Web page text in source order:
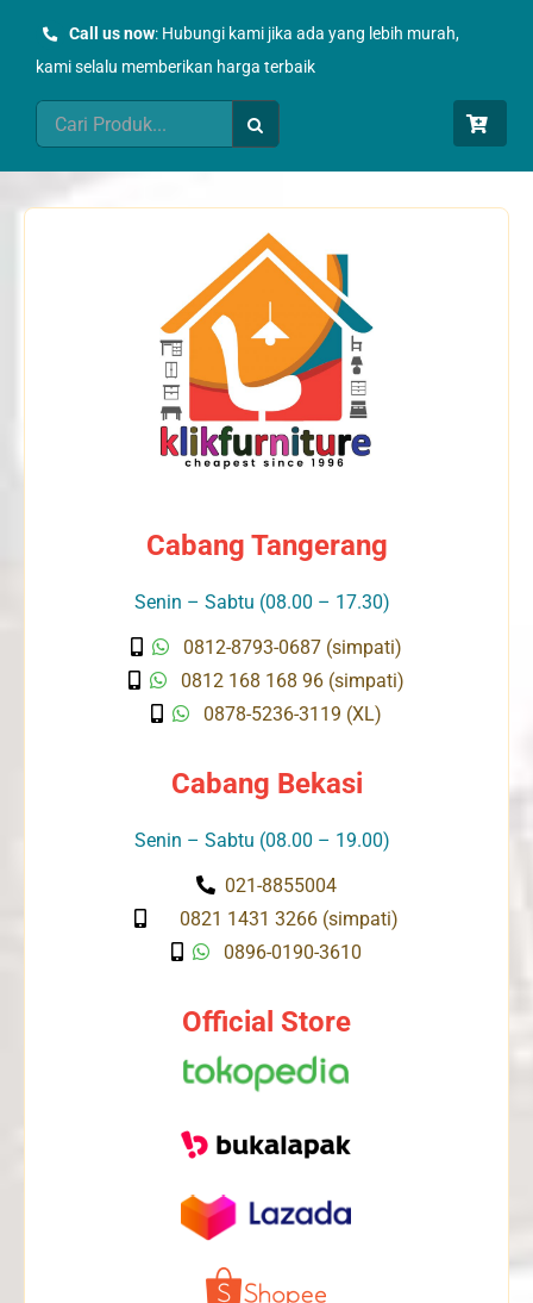
Call us now: Hubungi kami jika ada yang lebih murah,
kami selalu memberikan harga terbaik
Search
for:
Cabang Tangerang
Senin – Sabtu (08.00 – 17.30)
0812-8793-0687 (simpati)
0812 168 168 96 (simpati)
0878-5236-3119 (XL)
Cabang Bekasi
Senin – Sabtu (08.00 – 19.00)
021-8855004
0821 1431 3266 (simpati)
0896-0190-3610
Official Store